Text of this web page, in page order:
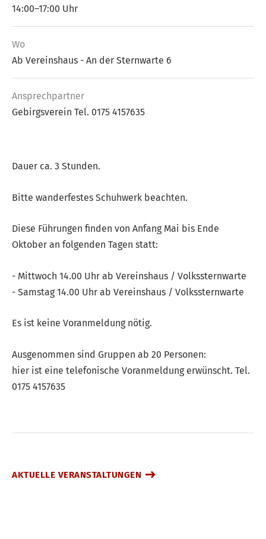
14:00–17:00 Uhr
Wo
Ab Vereinshaus - An der Sternwarte 6
Ansprech­partner
Gebirgsverein Tel. 0175 4157635
Dauer ca. 3 Stunden.
Bitte wanderfestes Schuhwerk beachten.
Diese Führungen finden von Anfang Mai bis Ende
Oktober an folgenden Tagen statt:
- Mittwoch 14.00 Uhr ab Vereinshaus / Volkssternwarte
- Samstag 14.00 Uhr ab Vereinshaus / Volkssternwarte
Es ist keine Voranmeldung nötig.
Ausgenommen sind Gruppen ab 20 Personen:
hier ist eine telefonische Voranmeldung erwünscht. Tel.
0175 4157635
AKTUELLE VERANSTALTUNGEN